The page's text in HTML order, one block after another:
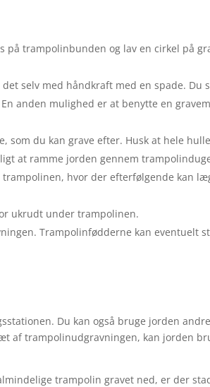
på trampolinbunden og lav en cirkel på
selv med håndkraft med en spade. Du
anden mulighed er at benytte en
som du kan grave efter. Husk at hele
at ramme jorden gennem
hvor der efterfølgende kan
ukrudt under trampolinen.
Trampolinfødderne kan eventuelt
Du kan også bruge jorden
af trampolinudgravningen, kan jorden
trampolin gravet ned, er der